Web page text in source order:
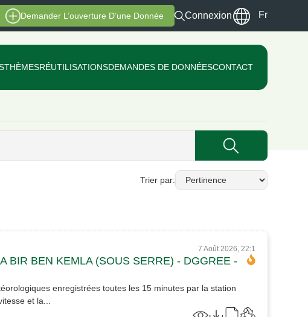
Demander L’ouverture D’une Donnée Connexion Fr
THÈMESRÉUTILISATIONSDEMANDES DE DONNÉESCONTACT
Trier par
7 Août 2026, 22:1
BIR BEN KEMLA (SOUS SERRE) - DGGREE -
enregistrées toutes les 15 minutes par la station
et la...